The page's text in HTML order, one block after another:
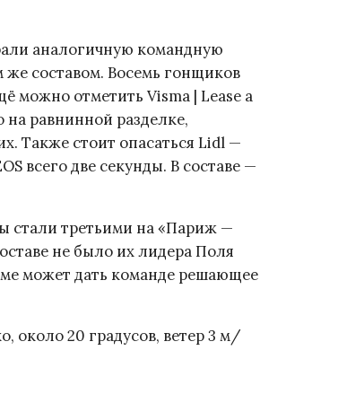
аналогичную командную
составом. Восемь гонщиков
можно отметить Visma | Lease a
на равнинной разделке,
Также стоит опасаться Lidl —
всего две секунды. В составе —
стали третьими на «Париж —
не было их лидера Поля
может дать команде решающее
около 20 градусов, ветер 3 м/